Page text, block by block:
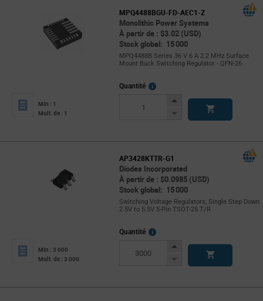
MPQ4488BGU-FD-AEC1-Z
Monolithic Power Systems
À partir de : $3.02 (USD)
Stock global: 15 000
MPQ4488B Series 36 V 6 A 2.2 MHz Surface
Mount Buck Switching Regulator - QFN-26
Min : 1
Mult. de : 1
Quantité
More
Increase
Decrease
AP3428KTTR-G1
Diodes Incorporated
À partir de : $0.0985 (USD)
Stock global: 15 000
Switching Voltage Regulators, Single Step Down
2.5V to 5.5V 5-Pin TSOT-25 T/R
Min : 3 000
Mult. de : 3 000
Quantité
More
Increase
Decrease